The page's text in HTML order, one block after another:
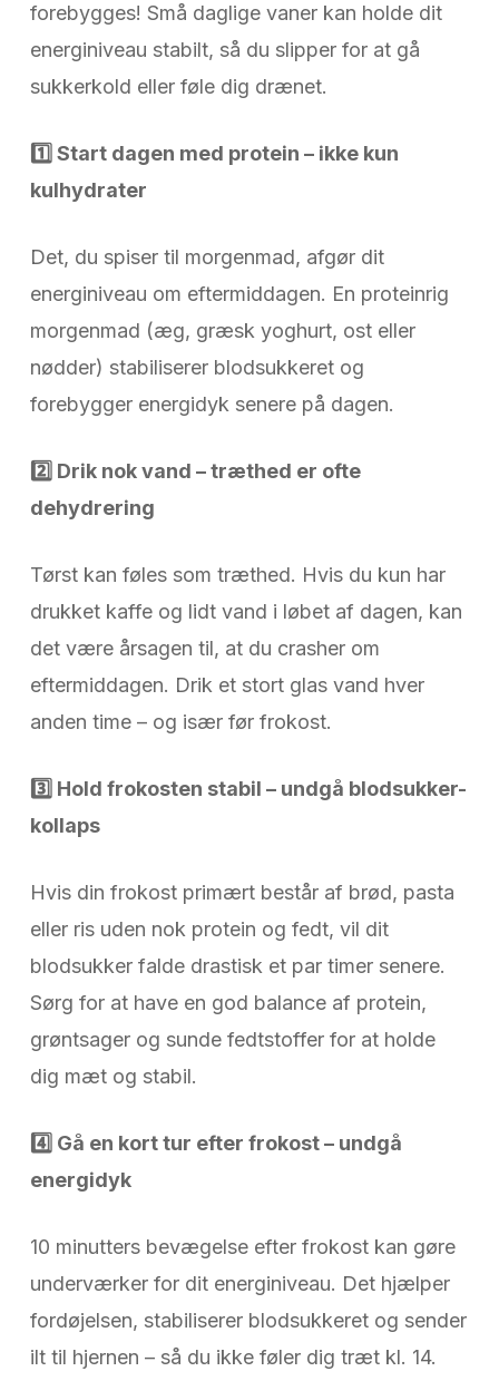
forebygges! Små daglige vaner kan holde dit
energiniveau stabilt, så du slipper for at gå
sukkerkold eller føle dig drænet.
1️ Start dagen med protein – ikke kun
kulhydrater
Det, du spiser til morgenmad, afgør dit
energiniveau om eftermiddagen. En proteinrig
morgenmad (æg, græsk yoghurt, ost eller
nødder) stabiliserer blodsukkeret og
forebygger energidyk senere på dagen.
2️ Drik nok vand – træthed er ofte
dehydrering
Tørst kan føles som træthed. Hvis du kun har
drukket kaffe og lidt vand i løbet af dagen, kan
det være årsagen til, at du crasher om
eftermiddagen. Drik et stort glas vand hver
anden time – og især før frokost.
3️ Hold frokosten stabil – undgå blodsukker-
kollaps
Hvis din frokost primært består af brød, pasta
eller ris uden nok protein og fedt, vil dit
blodsukker falde drastisk et par timer senere.
Sørg for at have en god balance af protein,
grøntsager og sunde fedtstoffer for at holde
dig mæt og stabil.
4️ Gå en kort tur efter frokost – undgå
energidyk
10 minutters bevægelse efter frokost kan gøre
underværker for dit energiniveau. Det hjælper
fordøjelsen, stabiliserer blodsukkeret og sender
ilt til hjernen – så du ikke føler dig træt kl. 14.